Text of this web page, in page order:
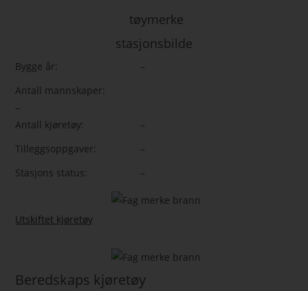
tøymerke
stasjonsbilde
Bygge år:
–
Antall mannskaper:
–
Antall kjøretøy:
–
Tilleggsoppgaver:
–
Stasjons status:
–
Utskiftet kjøretøy
Beredskaps kjøretøy